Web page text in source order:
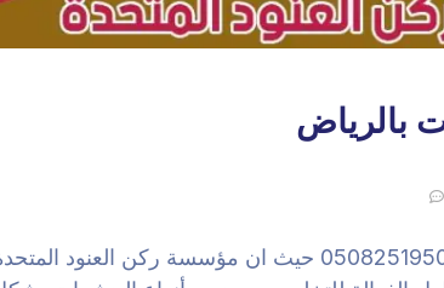
بالرياض
شركة مكافحة الحشرات بالرياض 0508251950 حيث ان مؤسسة ركن